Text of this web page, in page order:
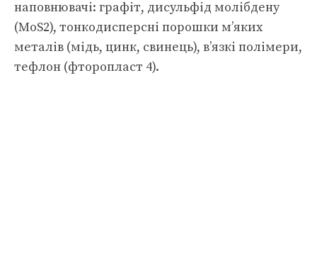
наповнювачі: графіт, дисульфід молібдену
(MoS2), тонкодисперсні порошки м’яких
металів (мідь, цинк, свинець), в’язкі полімери,
тефлон (фторопласт 4).